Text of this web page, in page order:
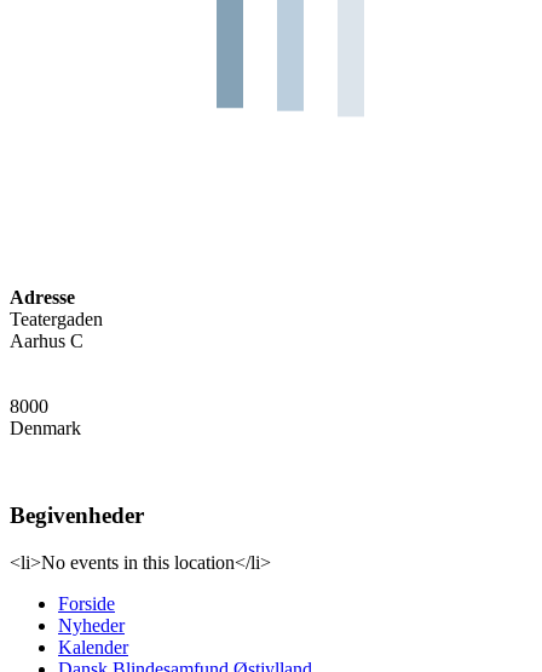
Adresse
Teatergaden
Aarhus C
8000
Denmark
Begivenheder
<li>No events in this location</li>
Forside
Nyheder
Kalender